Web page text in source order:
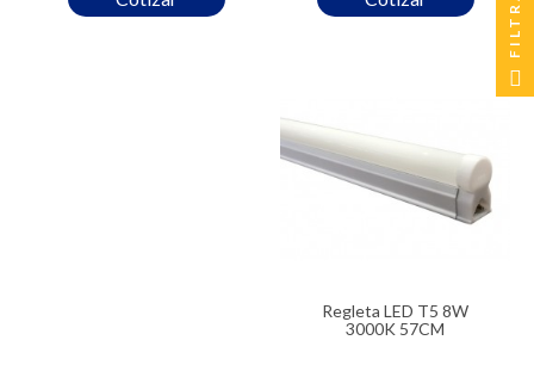
Regleta LED T5 8W
3000K 57CM